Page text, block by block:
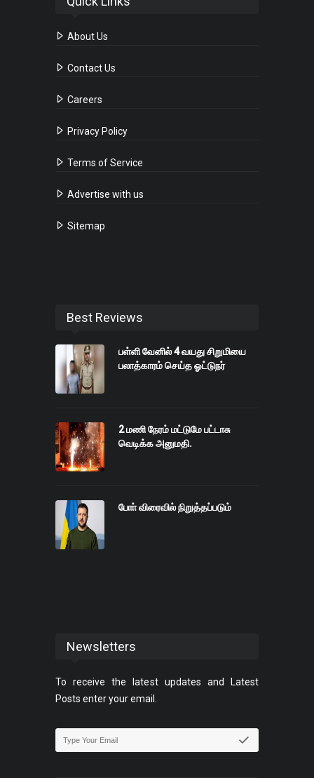
About Us
Contact Us
Careers
Privacy Policy
Terms of Service
Advertise with us
Sitemap
Best Reviews
பள்ளி வேனில் 4 வயது சிறுமியை
பலாத்காரம் செய்த ஓட்டுநர்
2 மணி நேரம் மட்டுமே பட்டாசு
வெடிக்க அனுமதி.
போா் விரைவில் நிறுத்தப்படும்
Newsletters
To receive the latest updates and Latest
Posts enter your email.